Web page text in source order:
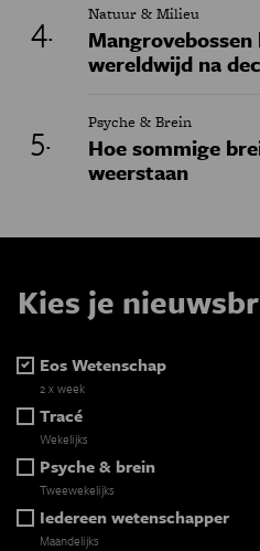
Natuur & Milieu
wereldwijd na
Psyche & Brein
Hoe sommige
weerstaan
Kies je
Eos Wetenschap
2 x week
Tracé
Wekelijks
Psyche & brein
Tweewekelijks
Iedereen wetenschapper
Maandelijks